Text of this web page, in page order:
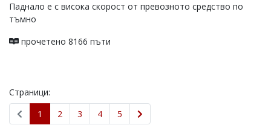
Паднало е с висока скорост от превозното средство по
тъмно
прочетено 8166 пъти
Страници:
1
2 3 4 5